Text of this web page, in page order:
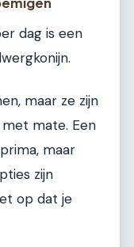
dag is een
maar ze zijn
mate. Een
maar
zijn
op dat je